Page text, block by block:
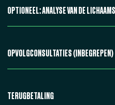
OPTIONEEL: ANALYSE VAN DE
OPVOLGCONSULTATIES (INBEGREPEN)
TERUGBETALING